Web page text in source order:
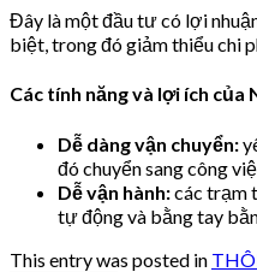
Đây là một đầu tư có lợi
biệt, trong đó giảm thiểu chi
Các tính năng và lợi ích
Dễ dàng vận chuyển:
đó chuyển sang công
Dễ vận hành:các trạm
tự động và bằng tay
This entry was posted in